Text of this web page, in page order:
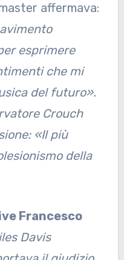
affermava:
esprimere
che mi
del futuro».
Crouch
«Il più
della
Francesco
Davis